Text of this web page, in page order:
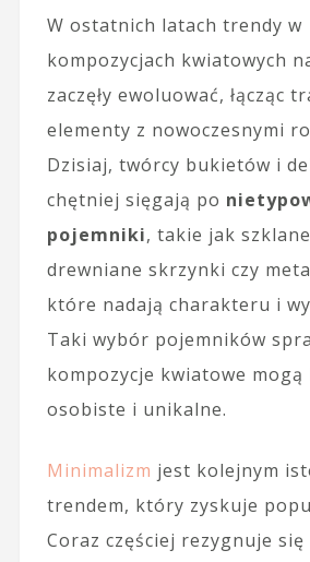
W ostatnich latach trendy w
kompozycjach kwiatowych
zaczęły ewoluować, łącząc
elementy z nowoczesnymi
Dzisiaj, twórcy bukietów i
chętniej sięgają po
pojemniki, takie jak
drewniane skrzynki czy
które nadają charakteru i
Taki wybór pojemników
kompozycje kwiatowe mogą
osobiste i unikalne.
Minimalizm jest kolejnym
trendem, który zyskuje
Coraz częściej rezygnuje się